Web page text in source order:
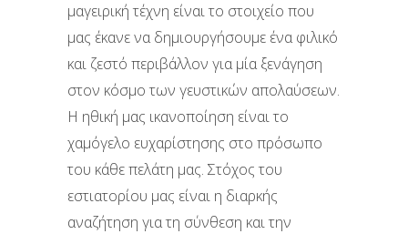
μαγειρική τέχνη είναι το στοιχείο που
μας έκανε να δημιουργήσουμε ένα φιλικό
και ζεστό περιβάλλον για μία ξενάγηση
στον κόσμο των γευστικών απολαύσεων.
Η ηθική μας ικανοποίηση είναι το
χαμόγελο ευχαρίστησης στο πρόσωπο
του κάθε πελάτη μας. Στόχος του
εστιατορίου μας είναι η διαρκής
αναζήτηση για τη σύνθεση και την